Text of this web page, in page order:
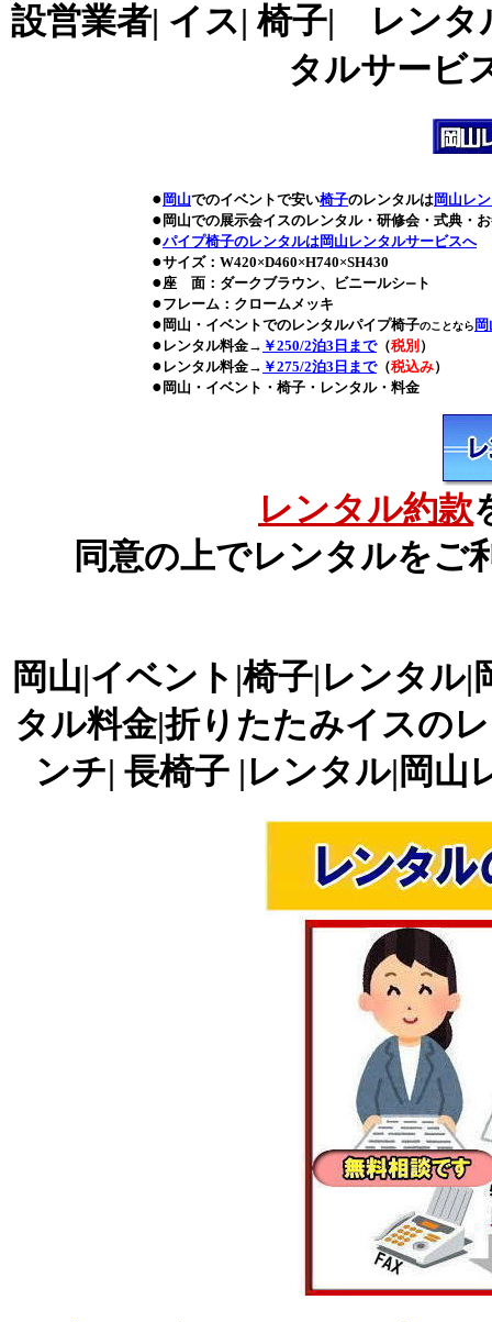
設営業者| イス| 椅子| レン
タルサービ
● 岡山でのイベントで安い椅子のレンタルは岡山レ
● 岡山での展示会イスのレンタル・研修会・式典・
●パイプ椅子のレンタルは岡山レンタルサービスへ
●サイズ：W420×D460×H740×SH430
●座 面：ダークブラウン、ビニールシー ト
●フレーム：クロームメッキ
● 岡山・イベントでのレンタルパイプ椅子のことなら
● レンタル料金→ ￥250/2泊3日まで（税別 ）
● レンタル料金→ ￥275/2泊3日まで（税込み）
● 岡山・イベント・椅子・レンタル・料金
レンタル約款
同意の上でレンタルをご
岡山|イベント|椅子|レンタル
タル料金|折りたたみイスの
ンチ| 長椅子 |レンタル|岡山